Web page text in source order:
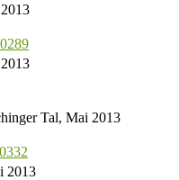
Tal, Mai 2013
2013